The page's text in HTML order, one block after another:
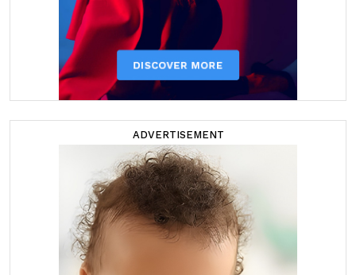
ADVERTISEMENT